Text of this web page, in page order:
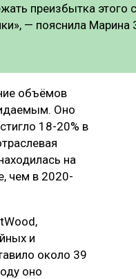
преизбытка этого
— пояснила Марина
объёмов
Оно
18-20% в
на
чем в 2020-
и
около 39
оно